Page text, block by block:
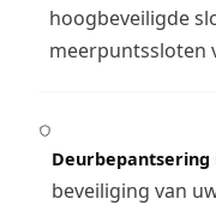
hoogbeveiligde
meerpuntssloten
Deurbepantsering
beveiliging van